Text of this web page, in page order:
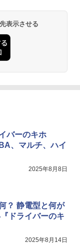
表示させる
バーのキホ
、マルチ、ハイ
2025年8月8日
？ 静電型と何が
ドライバーのキ
2025年8月14日